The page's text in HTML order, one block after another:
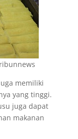
memiliki
yang tinggi.
juga dapat
makanan